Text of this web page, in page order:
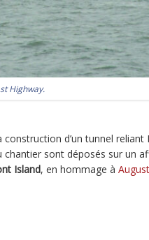
Highway.
construction d’un tunnel
chantier sont déposés sur un
Island, en hommage à